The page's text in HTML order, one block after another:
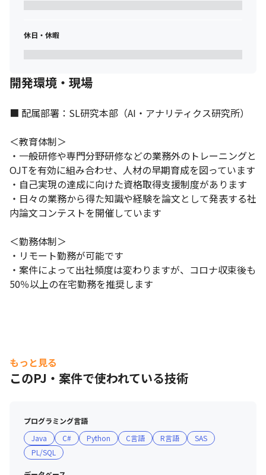
休日・休暇
開発環境・現場
■ 配属部署：SL研究本部（AI・アナリティクス研究所）
＜教育体制＞
・一般研修や専門分野研修などの業務外のトレーニングと
OJTを有効に組み合わせ、人材の早期育成を図っています
・自己実現の達成に向けた資格取得支援制度があります
・日々の業務から得た知識や経験を論文として発表する社
内論文コンテストを開催しています
＜勤務体制＞
・リモート勤務が可能です
・案件によって出社頻度は変わりますが、コロナ収束後も
50％以上の在宅勤務を推奨します
もっと見る
このPJ・案件で使われている技術
プログラミング言語
Java
C# Python C言語 R言語
SAS
PL/SQL